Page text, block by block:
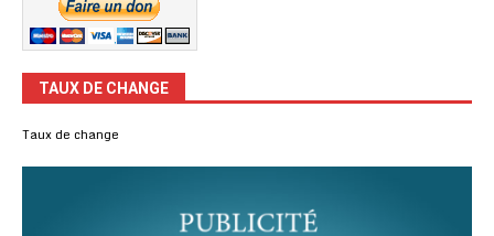
TAUX DE CHANGE
Taux de change